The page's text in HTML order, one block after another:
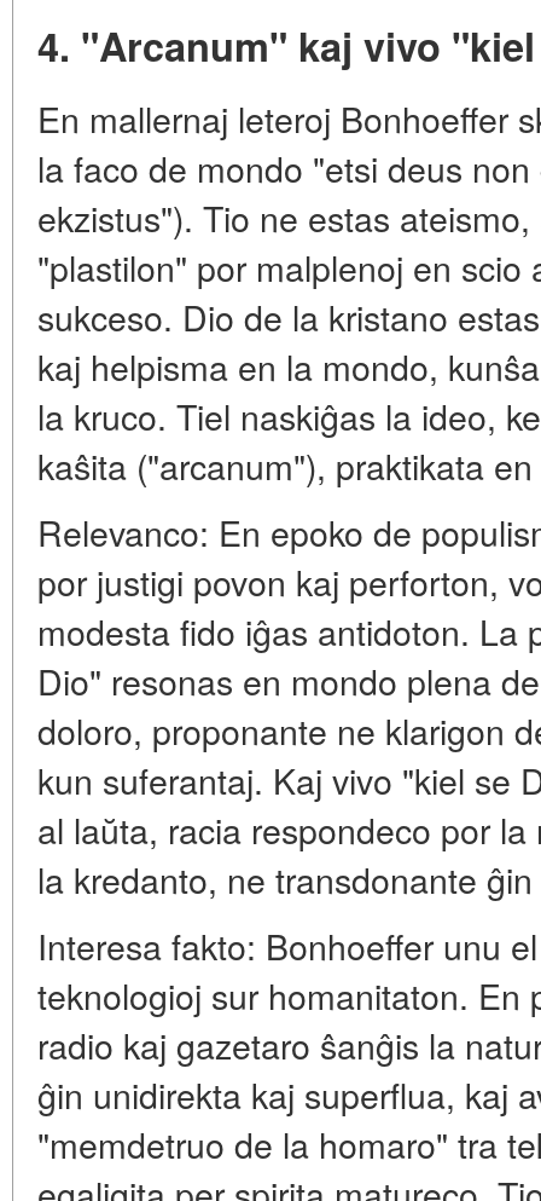
4. "Arcanum" kaj vivo
En mallernaj leteroj Bonhoeffer
la faco de mondo "etsi deus
ekzistus"). Tio ne estas
"plastilon" por malplenoj en scio
sukceso. Dio de la kristano
kaj helpisma en la mondo,
la kruco. Tiel naskiĝas la ideo,
kaŝita ("arcanum"), praktikata
Relevanco: En epoko de
por justigi povon kaj perforton,
modesta fido iĝas antidoton. La
Dio" resonas en mondo plena
doloro, proponante ne klarigon
kun suferantaj. Kaj vivo "kiel se
al laŭta, racia respondeco por
la kredanto, ne transdonante
Interesa fakto: Bonhoeffer unu
teknologioj sur homanitaton. En
radio kaj gazetaro ŝanĝis la
ĝin unidirekta kaj superflua, kaj
"memdetruo de la homaro" tra